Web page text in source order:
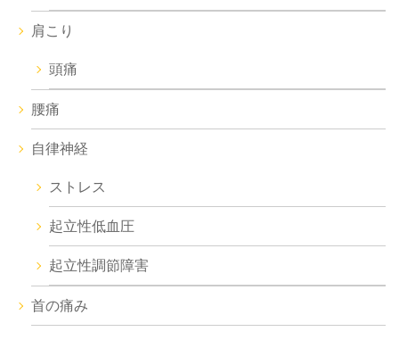
肩こり
頭痛
腰痛
自律神経
ストレス
起立性低血圧
起立性調節障害
首の痛み